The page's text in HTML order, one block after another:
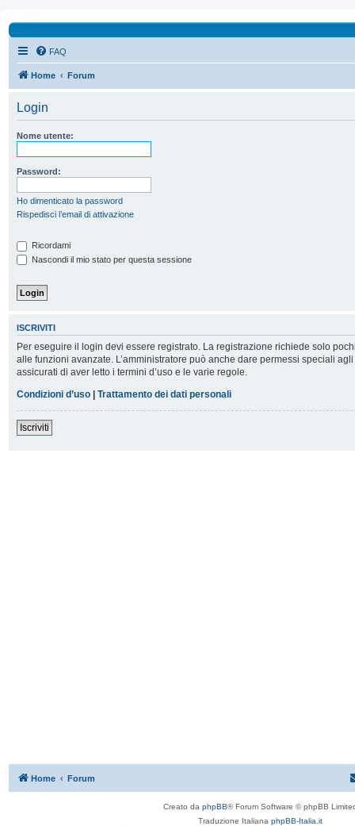
FAQ
Home Forum
Login
Nome utente:
Password:
Ho dimenticato la password
Rispedisci l’email di attivazione
Ricordami
Nascondi il mio stato per questa sessione
ISCRIVITI
Per eseguire il login devi essere registrato. La registrazione richiede solo
alle funzioni avanzate. L’amministratore può anche dare permessi speciali
assicurati di aver letto i termini d’uso e le varie regole.
Condizioni d’uso | Trattamento dei dati personali
Iscriviti
Home Forum
Creato da phpBB® Forum Software © phpBB
Traduzione Italiana phpBB-Italia.it